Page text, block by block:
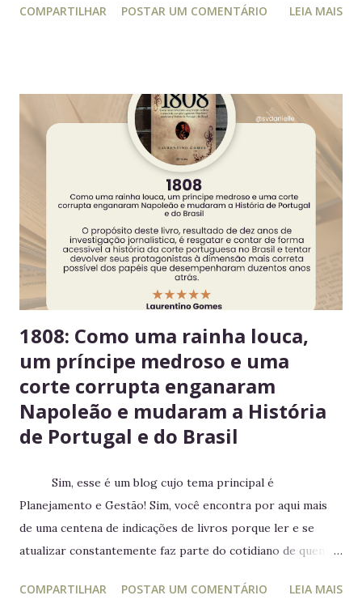
da educação estratégica e gerencial : respeito ao espaço
convivência e evita conflitos desnecessários. 2. Organize
seus alimentos em um único espaço Facilita o controle da
validade e mantém a geladeira práticas para todos. 3.
Consuma apenas o que é seu Evita mal-entendidos e
reforça a confiança entre colegas. 4. Derramou algo? Limpe
na hora Higiene imediata garante um ambiente limpo e
agradável para o próximo usuário. 5. Não deixe alimentos
estragarem Escolha um dia fixo da semana para revisar
seus itens e evitar desperdício. 6....
COMPARTILHAR POSTAR UM COMENTÁRIO LEIA MAIS
1808: Como uma rainha louca,
um príncipe medroso e uma
corte corrupta enganaram
Napoleão e mudaram a História
de Portugal e do Brasil
Sim, esse é um blog cujo tema principal é
Planejamento e Gestão! Sim, você encontra por aqui mais
de uma centena de indicações de livros porque ler e se
atualizar constantemente faz parte do cotidiano de quem
planejamento e gestão a leitura e atualização frequente é
COMPARTILHAR POSTAR UM COMENTÁRIO LEIA MAIS